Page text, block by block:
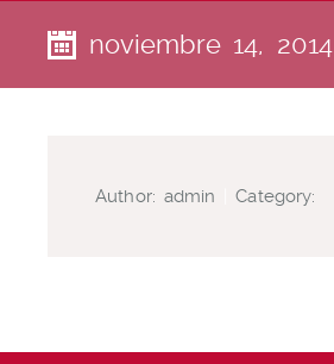
noviembre 14, 2014
Author:admin |Category: